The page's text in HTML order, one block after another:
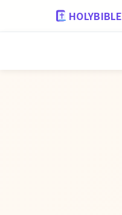
HOLYBIBLE